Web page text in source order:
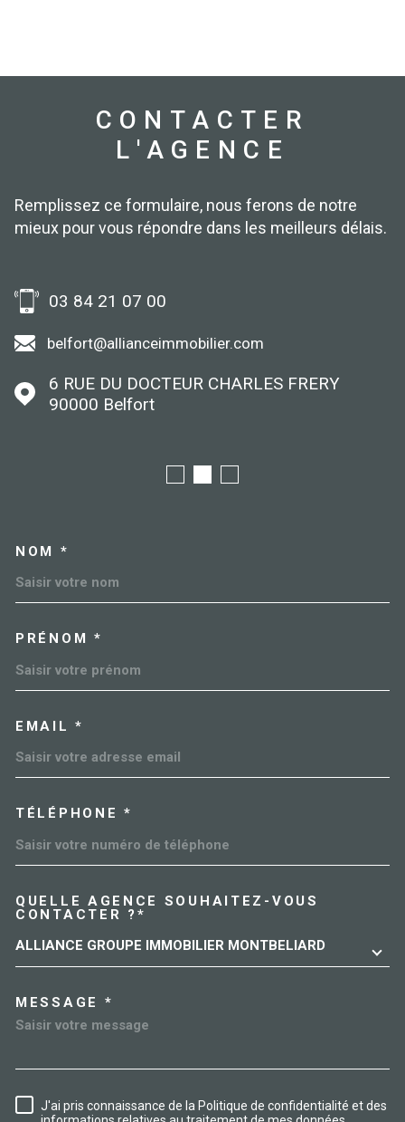
CONTACTER
L'AGENCE
Remplissez ce formulaire, nous ferons de notre
mieux pour vous répondre dans les meilleurs délais.
03 84 21 07 00
belfort@allianceimmobilier.com
6 RUE DU DOCTEUR CHARLES FRERY
90000
Belfort
NOM *
PRÉNOM *
EMAIL *
TÉLÉPHONE *
QUELLE AGENCE SOUHAITEZ-VOUS
CONTACTER ?*
ALLIANCE GROUPE IMMOBILIER MONTBELIARD
MESSAGE *
RÈGLEMENTATION
J'ai pris connaissance de la Politique de confidentialité et des